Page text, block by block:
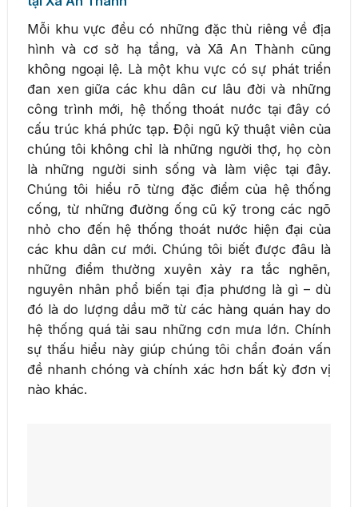
Mỗi khu vực đều có những đặc thù riêng về địa
hình và cơ sở hạ tầng, và Xã An Thành cũng
không ngoại lệ. Là một khu vực có sự phát triển
đan xen giữa các khu dân cư lâu đời và những
công trình mới, hệ thống thoát nước tại đây có
cấu trúc khá phức tạp. Đội ngũ kỹ thuật viên của
chúng tôi không chỉ là những người thợ, họ còn
là những người sinh sống và làm việc tại đây.
Chúng tôi hiểu rõ từng đặc điểm của hệ thống
cống, từ những đường ống cũ kỹ trong các ngõ
nhỏ cho đến hệ thống thoát nước hiện đại của
các khu dân cư mới. Chúng tôi biết được đâu là
những điểm thường xuyên xảy ra tắc nghẽn,
nguyên nhân phổ biến tại địa phương là gì – dù
đó là do lượng dầu mỡ từ các hàng quán hay do
hệ thống quá tải sau những cơn mưa lớn. Chính
sự thấu hiểu này giúp chúng tôi chẩn đoán vấn
đề nhanh chóng và chính xác hơn bất kỳ đơn vị
nào khác.